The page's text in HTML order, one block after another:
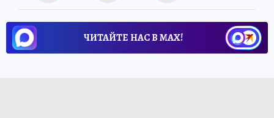
ЧИТАЙТЕ НАС В МАХ!